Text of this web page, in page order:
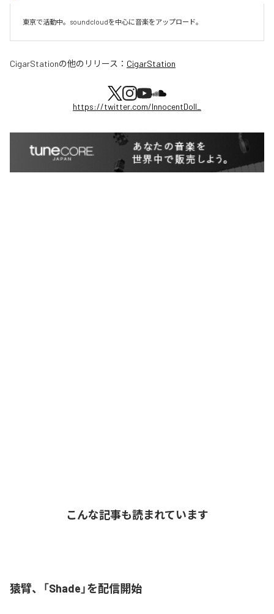
東京で活動中。soundcloudを中心に音楽をアップロード。
CigarStationの他のリリース： CigarStation
https://twitter.com/InnocentDoll_
こんな記事も読まれています
猿臂、「Shade」を配信開始